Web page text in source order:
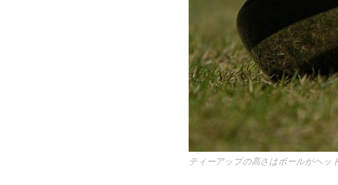
ティーアップの高さはボールがヘッ